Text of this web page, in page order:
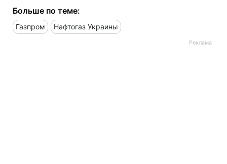
Больше по теме:
Газпром Нафтогаз Украины